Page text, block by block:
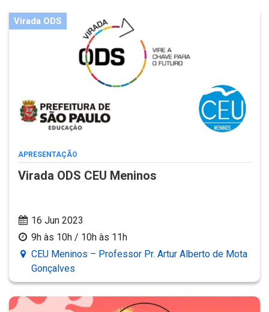
Virada ODS
APRESENTAÇÃO
Virada ODS CEU Meninos
16 Jun 2023
9h às 10h / 10h às 11h
CEU Meninos – Professor Pr. Artur Alberto de Mota
Gonçalves